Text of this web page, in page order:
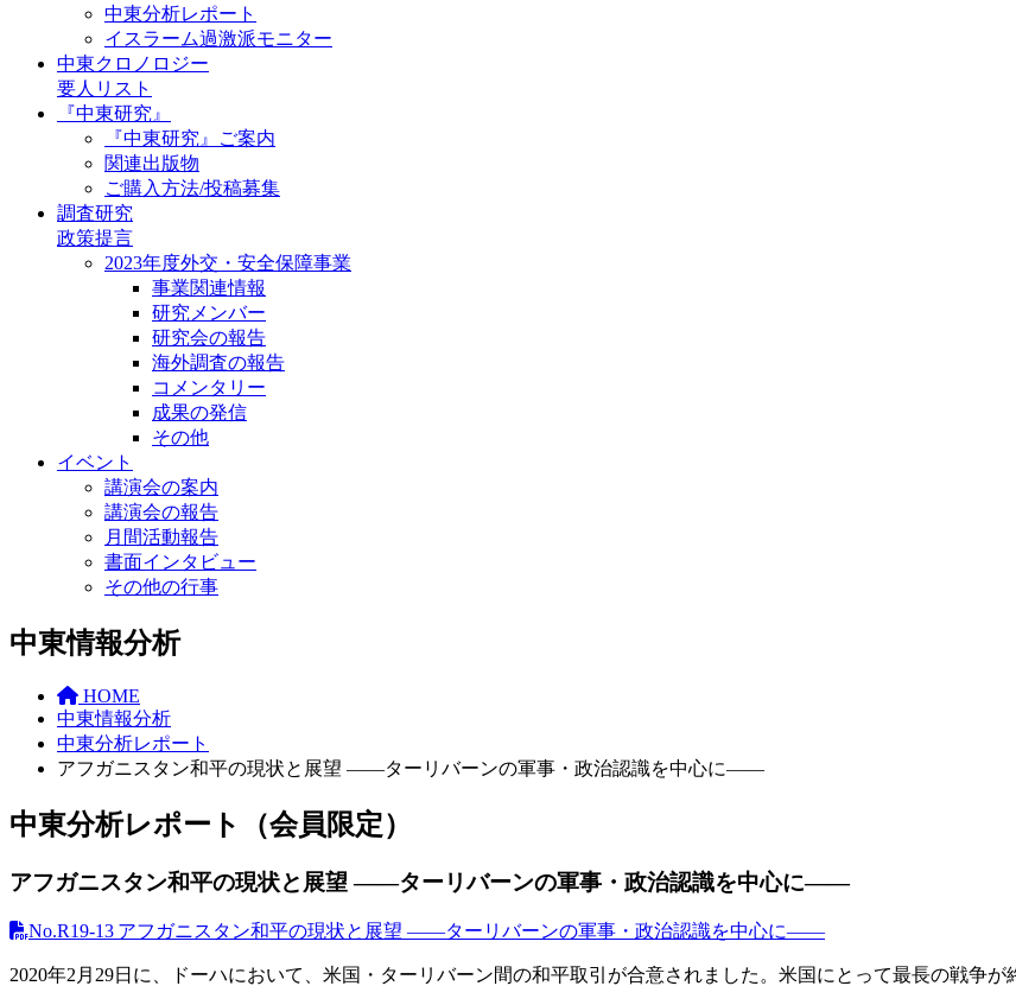
中東分析レポート
イスラーム過激派モニター
中東クロノロジー
要人リスト
『中東研究』
『中東研究』ご案内
関連出版物
ご購入方法/投稿募集
調査研究
政策提言
2023年度外交・安全保障事業
事業関連情報
研究メンバー
研究会の報告
海外調査の報告
コメンタリー
成果の発信
その他
イベント
講演会の案内
講演会の報告
月間活動報告
書面インタビュー
その他の行事
中東情報分析
HOME
中東情報分析
中東分析レポート
アフガニスタン和平の現状と展望 ――ターリバーンの軍事・政治認識を中心に――
中東分析レポート（会員限定）
アフガニスタン和平の現状と展望 ――ターリバーンの軍事・政治認識を中心に――
No.R19-13 アフガニスタン和平の現状と展望 ――ターリバーンの軍事・政治認識を中心に――
2020年2月29日に、ドーハにおいて、米国・ターリバーン間の和平取引が合意されました。米国にとって最長の戦争